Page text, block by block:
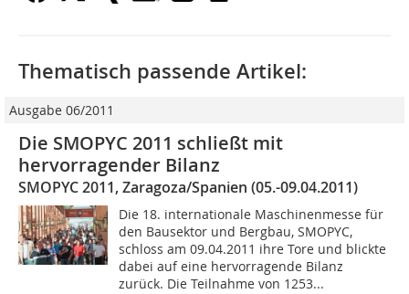
Thematisch passende Artikel:
Ausgabe 06/2011
Die SMOPYC 2011 schließt mit
hervorragender Bilanz
SMOPYC 2011, Zaragoza/Spanien (05.-09.04.2011)
Die 18. internationale Maschinenmesse für
den Bausektor und Bergbau, SMOPYC,
schloss am 09.04.2011 ihre Tore und blickte
dabei auf eine hervorragende Bilanz
zurück. Die Teilnahme von 1253...